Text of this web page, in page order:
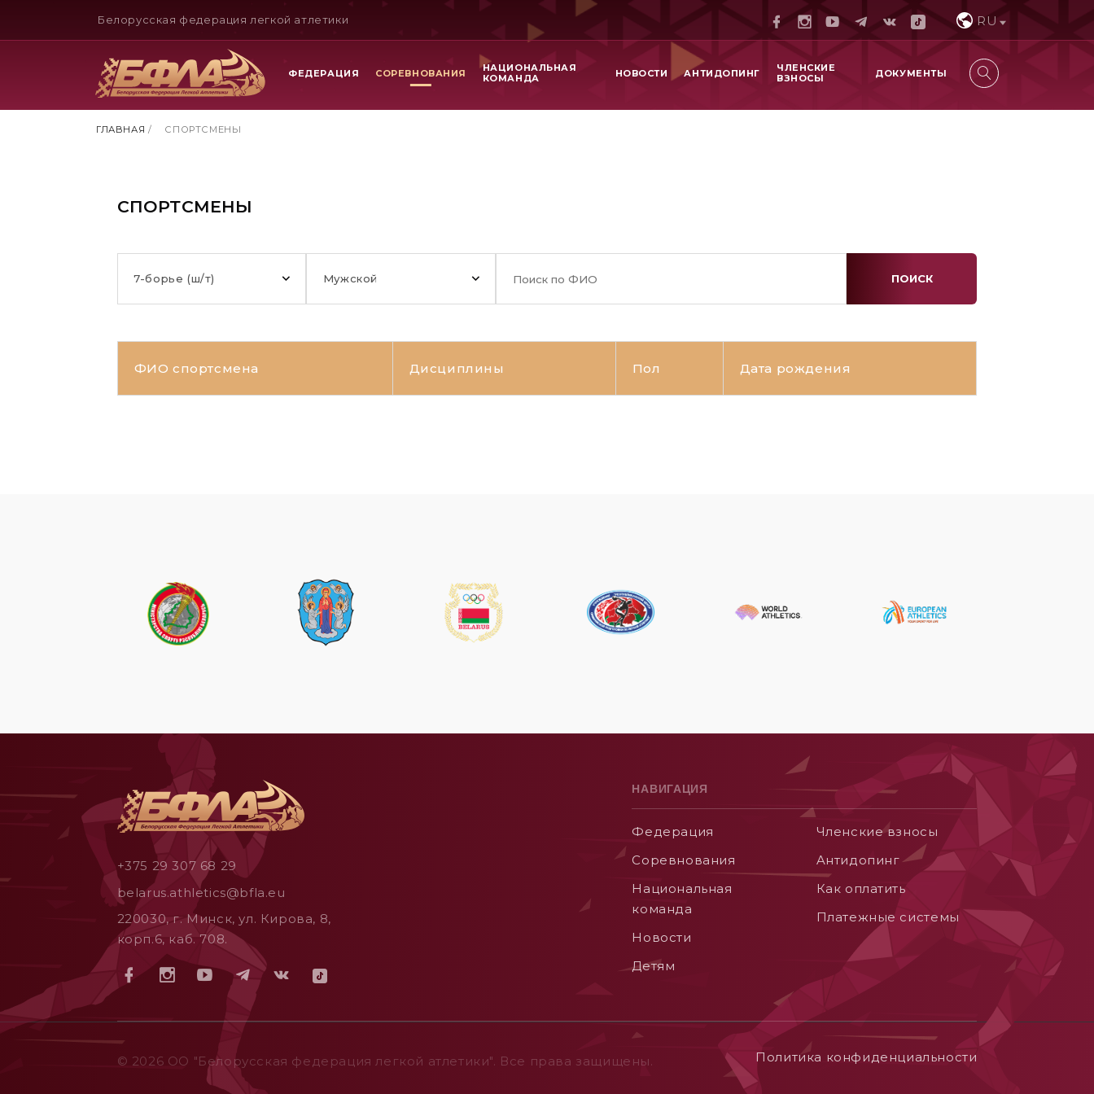
Белорусская федерация легкой атлетики RU
ФЕДЕРАЦИЯ СОРЕВНОВАНИЯ
НАЦИОНАЛЬНАЯ
КОМАНДА
НОВОСТИ АНТИДОПИНГ
ЧЛЕНСКИЕ
ВЗНОСЫ
ДОКУМЕНТЫ
ГЛАВНАЯ / СПОРТСМЕНЫ
СПОРТСМЕНЫ
7-борье (ш/т) Мужской ПОИСК
ФИО спортсмена Дисциплины Пол Дата рождения
+375 29 307 68 29
belarus.athletics@bfla.eu
220030, г. Минск, ул. Кирова, 8,
корп.6, каб. 708.
НАВИГАЦИЯ
Федерация
Соревнования
Национальная
команда
Новости
Детям
Членские взносы
Aнтидопинг
Как оплатить
Платежные системы
© 2026 ОO "Белорусская федерация легкой атлетики". Все права защищены. Политика конфиденциальности